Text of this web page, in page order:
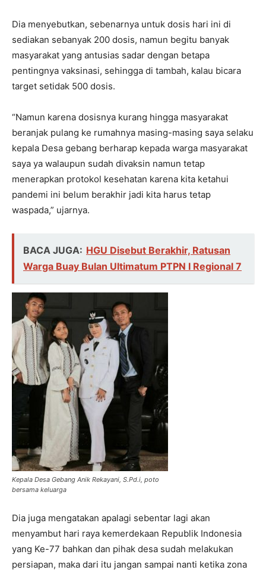
Dia menyebutkan, sebenarnya untuk dosis hari ini di
sediakan sebanyak 200 dosis, namun begitu banyak
masyarakat yang antusias sadar dengan betapa
pentingnya vaksinasi, sehingga di tambah, kalau bicara
target setidak 500 dosis.
“Namun karena dosisnya kurang hingga masyarakat
beranjak pulang ke rumahnya masing-masing saya selaku
kepala Desa gebang berharap kepada warga masyarakat
saya ya walaupun sudah divaksin namun tetap
menerapkan protokol kesehatan karena kita ketahui
pandemi ini belum berakhir jadi kita harus tetap
waspada,” ujarnya.
BACA JUGA: HGU Disebut Berakhir, Ratusan
Warga Buay Bulan Ultimatum PTPN I Regional 7
Kepala Desa Gebang Anik Rekayani, S.Pd.i, poto
bersama keluarga
Dia juga mengatakan apalagi sebentar lagi akan
menyambut hari raya kemerdekaan Republik Indonesia
yang Ke-77 bahkan dan pihak desa sudah melakukan
persiapan, maka dari itu jangan sampai nanti ketika zona